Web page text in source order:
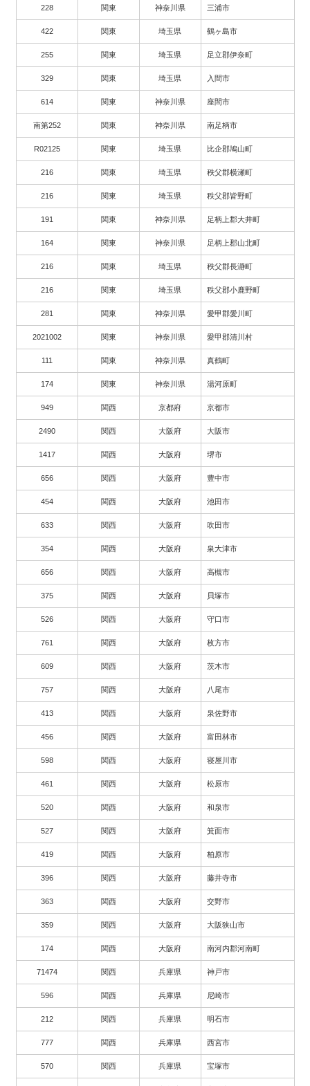
228 関東 神奈川県 三浦市
422 関東 埼玉県 鶴ヶ島市
255 関東 埼玉県 足立郡伊奈町
329 関東 埼玉県 入間市
614 関東 神奈川県 座間市
南第252 関東 神奈川県 南足柄市
R02125 関東 埼玉県 比企郡鳩山町
216 関東 埼玉県 秩父郡横瀬町
216 関東 埼玉県 秩父郡皆野町
191 関東 神奈川県 足柄上郡大井町
164 関東 神奈川県 足柄上郡山北町
216 関東 埼玉県 秩父郡長瀞町
216 関東 埼玉県 秩父郡小鹿野町
281 関東 神奈川県 愛甲郡愛川町
2021002 関東 神奈川県 愛甲郡清川村
111 関東 神奈川県 真鶴町
174 関東 神奈川県 湯河原町
949 関西 京都府 京都市
2490 関西 大阪府 大阪市
1417 関西 大阪府 堺市
656 関西 大阪府 豊中市
454 関西 大阪府 池田市
633 関西 大阪府 吹田市
354 関西 大阪府 泉大津市
656 関西 大阪府 高槻市
375 関西 大阪府 貝塚市
526 関西 大阪府 守口市
761 関西 大阪府 枚方市
609 関西 大阪府 茨木市
757 関西 大阪府 八尾市
413 関西 大阪府 泉佐野市
456 関西 大阪府 富田林市
598 関西 大阪府 寝屋川市
461 関西 大阪府 松原市
520 関西 大阪府 和泉市
527 関西 大阪府 箕面市
419 関西 大阪府 柏原市
396 関西 大阪府 藤井寺市
363 関西 大阪府 交野市
359 関西 大阪府 大阪狭山市
174 関西 大阪府 南河内郡河南町
71474 関西 兵庫県 神戸市
596 関西 兵庫県 尼崎市
212 関西 兵庫県 明石市
777 関西 兵庫県 西宮市
570 関西 兵庫県 宝塚市